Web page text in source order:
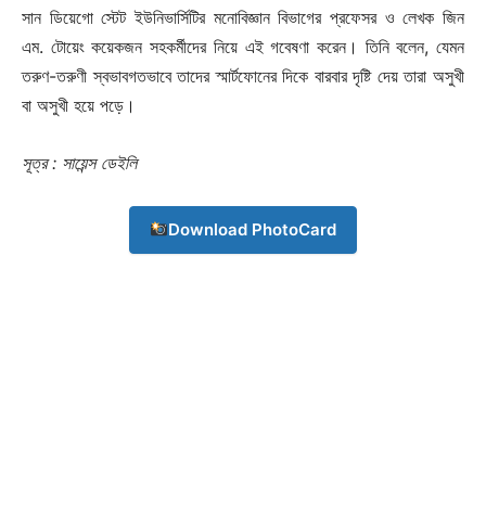
সান ডিয়েগো স্টেট ইউনিভার্সিটির মনোবিজ্ঞান বিভাগের প্রফেসর ও লেখক জিন
এম. টোয়েং কয়েকজন সহকর্মীদের নিয়ে এই গবেষণা করেন। তিনি বলেন, যেমন
তরুণ-তরুণী স্বভাবগতভাবে তাদের স্মার্টফোনের দিকে বারবার দৃষ্টি দেয় তারা অসুখী
বা অসুখী হয়ে পড়ে।
সূত্র : সায়েন্স ডেইলি
Download PhotoCard